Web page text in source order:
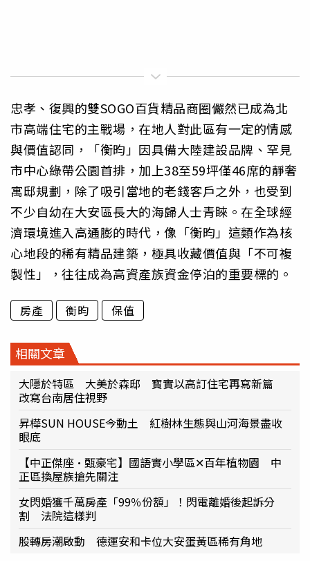
忠孝、復興的雙SOGO百貨精品商圈儼然已成為北
市高端住宅的主戰場，在地人對此區有一定的情感
與價值認同，「衡昀」因具備大陸建設品牌、罕見
市中心綠帶公園首排，加上38至59坪僅46席的靜奢
寓邸規劃，除了吸引當地的老錢客戶之外，也受到
不少自幼在大安區長大的海歸人士青睞。在全球經
濟環境進入高通膨的時代，像「衡昀」這類作為核
心地段的稀有精品建築，極具收藏價值與「不可複
製性」，往往成為高資產族資金停泊的重要標的。
房產 衡昀 保值
相關文章
大隱於特區 大美於森邸 寳實以高訂住宅再寫新篇
改寫台南居住視野
昇樺SUN HOUSE今動土 紅樹林生態與山河海景盡收
眼底
【中正傑座·甄豪宅】國語實小學區✕百年植物園 中
正區換屋族搶先關注
女閃婚獲千萬房產「99％份額」！閃電離婚後起訴分
割 法院這樣判
股轉房潮啟動 德運安和卡位大安蛋黃區稀有角地